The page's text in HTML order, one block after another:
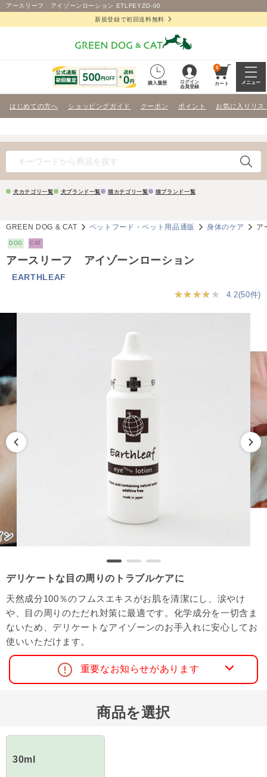
アースリーフ アイゾーンローション ETLFEYZO-00
新規登録で初回送料無料
購入履歴
ログイン
会員登録
0
カート メニュー
はじめての方へ ショッピングガイド クーポン ポイント お気に入りリス
犬カテゴリ一覧 犬ブランド一覧 猫カテゴリ一覧 猫ブランド一覧
GREEN DOG & CAT ペットフード・ペット用品通販 身体のケア ア
DOG CAT
アースリーフ アイゾーンローション
EARTHLEAF
★★★★★ 4.2(50件)
デリケートな目の周りのトラブルケアに
天然成分100％のフムスエキスがお肌を清潔にし、涙やけ
や、目の周りのただれ対策に最適です。化学成分を一切含ま
ないため、デリケートなアイゾーンのお手入れに安心してお
使いいただけます。
重要なお知らせがあります
商品を選択
30ml